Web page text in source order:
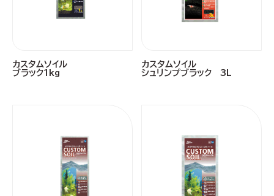
カスタムソイル
ブラック1kg
カスタムソイル
シュリンプブラック 3L